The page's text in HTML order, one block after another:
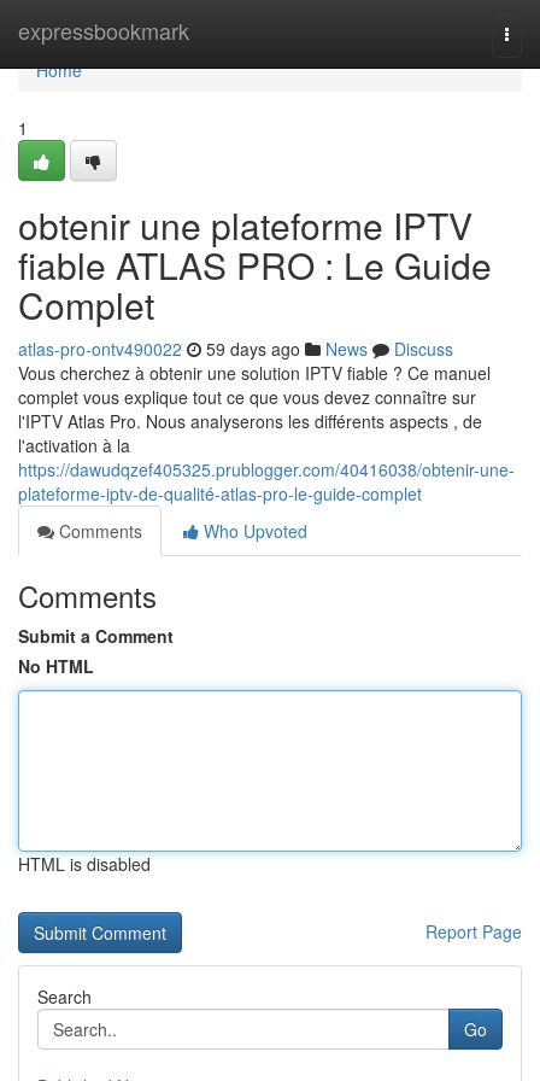
expressbookmark
Home
Home
1
obtenir une plateforme IPTV
fiable ATLAS PRO : Le Guide
Complet
atlas-pro-ontv490022 59 days ago News
Discuss
Vous cherchez à obtenir une solution IPTV fiable ? Ce manuel
complet vous explique tout ce que vous devez connaître sur
l'IPTV Atlas Pro. Nous analyserons les différents aspects , de
l'activation à la
https://dawudqzef405325.prublogger.com/40416038/obtenir-une-
plateforme-iptv-de-qualité-atlas-pro-le-guide-complet
Comments
Who Upvoted
Comments
Submit a Comment
No HTML
HTML is disabled
Report Page
Search
Go